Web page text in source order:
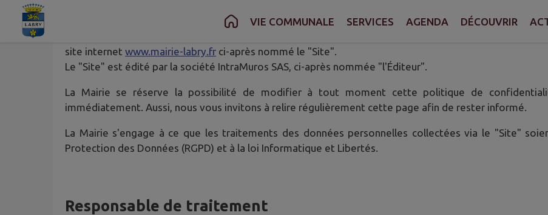
Contenu Pied de page VIE COMMUNALE SERVICES AGENDA DÉCOUVRIR
site internet www.mairie-labry.fr ci-après nommé le "Site".
Le "Site" est édité par la société IntraMuros SAS, ci-après nommée "l'Éditeur".
La Mairie se réserve la possibilité de modifier à tout moment cette politique de
immédiatement. Aussi, nous vous invitons à relire régulièrement cette page afin de rester informé.
La Mairie s'engage à ce que les traitements des données personnelles collectées via le "Site"
Protection des Données (RGPD) et à la loi Informatique et Libertés.
Responsable de traitement